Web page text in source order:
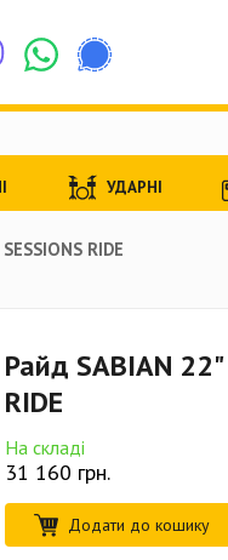
RIDE
Райд SABIAN 22"
RIDE
На складі
31 160 грн.
Додати до кошику
УДАРНІ